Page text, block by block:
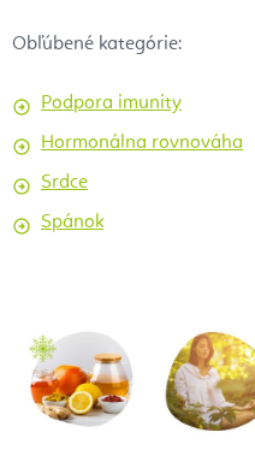
Obľúbené kategórie:
Podpora imunity
Hormonálna rovnováha
Srdce
Spánok